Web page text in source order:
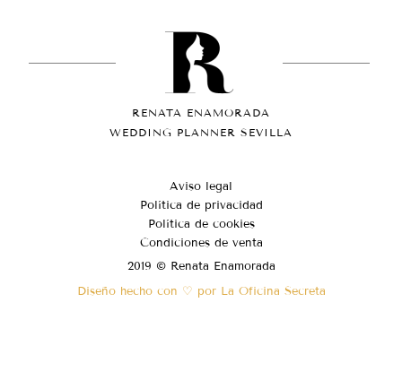
RENATA ENAMORADA
WEDDING PLANNER SEVILLA
Aviso legal
Política de privacidad
Política de cookies
Condiciones de venta
2019 © Renata Enamorada
Diseño hecho con ♡ por La Oficina Secreta